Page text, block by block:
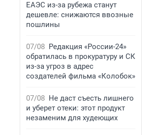
ЕАЭС из-за рубежа станут
дешевле: снижаются ввозные
пошлины
07/08 Редакция «России-24»
обратилась в прокуратуру и СК
из-за угроз в адрес
создателей фильма «Колобок»
07/08 Не даст съесть лишнего
и уберет отеки: этот продукт
незаменим для худеющих